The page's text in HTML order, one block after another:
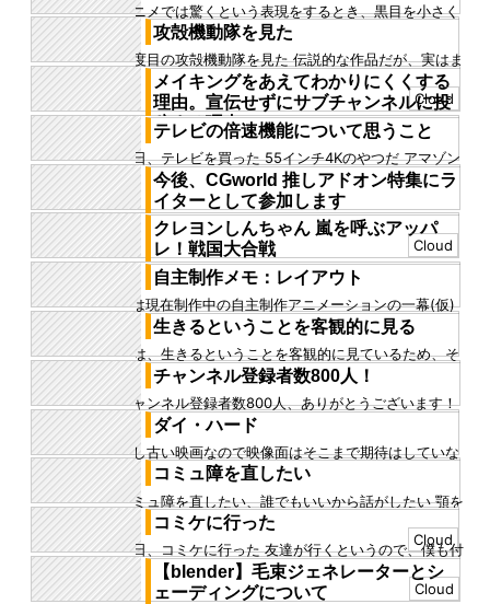
アニメでは驚くという表現をするとき、黒目を小さく
する そうするとキャラが驚いているだとか、怒ってい
るだとかそういう印象に...
攻殻機動隊を見た
二度目の攻殻機動隊を見た 伝説的な作品だが、実はま
だ1回しか見ていなかったことに気づいた テレビの方
ではなく、劇場版の方...
メイキングをあえてわかりにくくする
理由。宣伝せずにサブチャンネルに投
稿する理由。
僕はメイキングを作る。 メインチャンネルに投稿する
用の、クリーンなイメージのメイキング動画や、 サブ
チャンネルに投稿して...
Cloud
テレビの倍速機能について思うこと
昨日、テレビを買った 55インチ4Kのやつだ アマゾン
プライム感謝祭？ なので買ってみた 価格は定価18万
円、支払ったの...
今後、CGworld 推しアドオン特集にラ
イターとして参加します
今後しばらく、CGworld 推しアドオン特集にライター
として参加することになりました！ ブログ記事をずっ
と書いていたり...
クレヨンしんちゃん 嵐を呼ぶアッパ
レ！戦国大合戦
リンク 「クレヨンしんちゃん 嵐を呼ぶアッパレ！戦
国大合戦」を見た しんちゃんの映画の中ではおそらく
とても人気のある一作...
Cloud
自主制作メモ：レイアウト
↓は現在制作中の自主制作アニメーションの一幕(仮)
だ このカットで大事なのは一つ、床の赤い領域に中央
の白いロボが重なって...
生きるということを客観的に見る
僕は、生きるということを客観的に見ているため、そ
もそも普通の人と見る世界が違うのかもしれない 今も
目の奥と頭が少し痛い...
チャンネル登録者数800人！
チャンネル登録者数800人、ありがとうございます！
創作を始めたころはツイッターをハブとして活動しよ
うかと思っていました...
ダイ・ハード
少し古い映画なので映像面はそこまで期待はしていな
かったが、アクションも映像も派手で面白かった 上昇
するエレベーターや、屋...
コミュ障を直したい
コミュ障を直したい、誰でもいいから話がしたい 顎を
直してあくびがしたい、目を見て話したい 面と向かっ
て異性と話したい コ...
コミケに行った
昨日、コミケに行った 友達が行くというので、僕も付
いていった 14万人が来たとのことで、どこも人だらけ
だったが、会場内が...
Cloud
【blender】毛束ジェネレーターとシ
ェーディングについて
Cloud